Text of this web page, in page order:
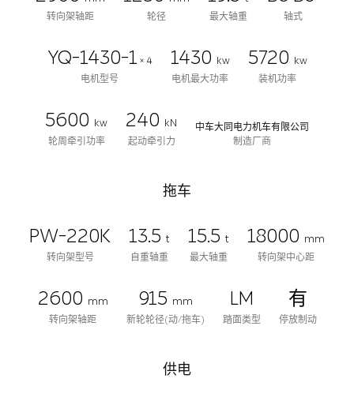
转向架轴距
轮径
最大轴重
轴式
YQ-1430-1 × 4
电机型号
1430
kw
电机最大功率
5720
kw
装机功率
5600
kw
轮周牵引功率
240
kN
起动牵引力
中车大同电力机车有限公司
制造厂商
拖车
PW-220K
转向架型号
13.5 t
自重轴重
15.5 t
最大轴重
18000 mm
转向架中心距
2600 mm
转向架轴距
915 mm
新轮轮径(动/拖车)
LM
踏面类型
有
停放制动
供电